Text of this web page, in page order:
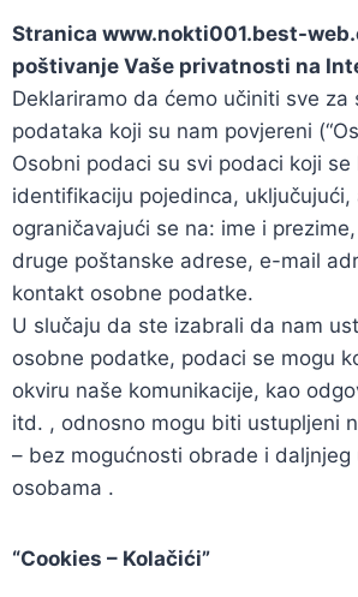
Stranica www.nokti001.best-
poštivanje Vaše privatnosti na
Deklariramo da ćemo učiniti sve za
podataka koji su nam povjereni
Osobni podaci su svi podaci koji se
identifikaciju pojedinca, uključujući,
ograničavajući se na: ime i
druge poštanske adrese, e-mail
kontakt osobne podatke.
U slučaju da ste izabrali da nam
osobne podatke, podaci se mogu
okviru naše komunikacije, kao
itd. , odnosno mogu biti ustupljeni
– bez mogućnosti obrade i daljnjeg
osobama .
“Cookies – Kolačići”